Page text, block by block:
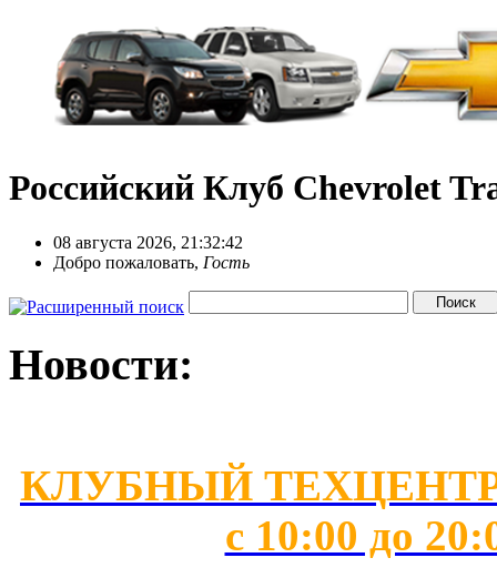
Российский Клуб Chevrolet
08 августа 2026, 21:32:42
Добро пожаловать, Гость
Новости:
КЛУБНЫЙ
с 10:00 до